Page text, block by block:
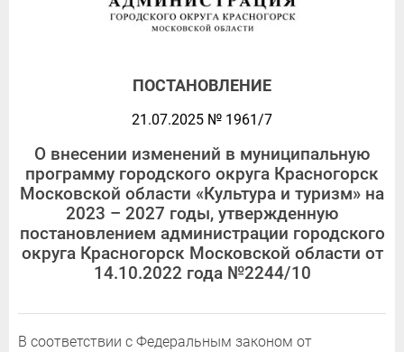
ПОСТАНОВЛЕНИЕ
21.07.2025 № 1961/7
О внесении изменений в муниципальную
программу городского округа Красногорск
Московской области «Культура и туризм» на
2023 – 2027 годы, утвержденную
постановлением администрации городского
округа Красногорск Московской области от
14.10.2022 года №2244/10
В соответствии с Федеральным законом от